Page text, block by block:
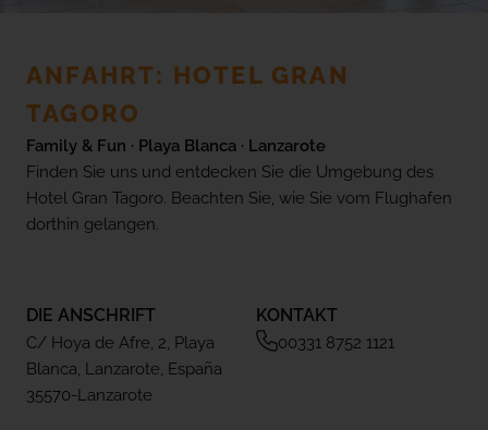
Playa de
las
Americas,
Tenerife
ALLE HOTELS UND REISEZIELE
ANSEHEN
Galerie
Lage
FAQ
ANFAHRT: HOTEL GRAN
TAGORO
Family & Fun · Playa Blanca · Lanzarote
Finden Sie uns und entdecken Sie die Umgebung des
Hotel Gran Tagoro. Beachten Sie, wie Sie vom Flughafen
dorthin gelangen.
DIE ANSCHRIFT
C/ Hoya de Afre, 2, Playa
Blanca, Lanzarote, España
35570-Lanzarote
KONTAKT
00331 8752 1121